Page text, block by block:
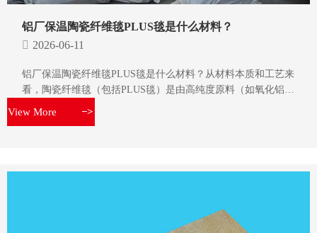
铝厂保温陶瓷纤维毯PLUS毯是什么材料？
2026-06-11
铝厂保温陶瓷纤维毯PLUS毯是什么材料？从材料本质和工艺来
看，陶瓷纤维毯（包括PLUS毯）是由高纯度原料（如氧化铝、
View More >